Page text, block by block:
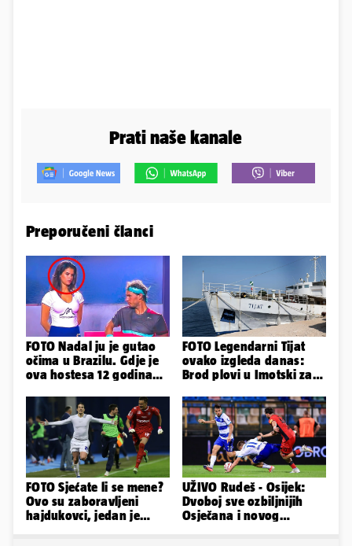
Prati naše kanale
Preporučeni članci
FOTO Nadal ju je gutao
očima u Brazilu. Gdje je
ova hostesa 12 godina
FOTO Legendarni Tijat
ovako izgleda danas:
Brod plovi u Imotski za
FOTO Sjećate li se mene?
Ovo su zaboravljeni
hajdukovci, jedan je
UŽIVO Rudeš - Osijek:
Dvoboj sve ozbiljnijih
Osječana i novog